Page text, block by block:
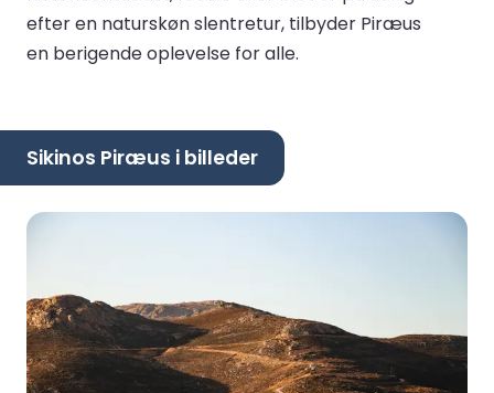
efter en naturskøn slentretur, tilbyder Piræus
en berigende oplevelse for alle.
Sikinos Piræus i billeder